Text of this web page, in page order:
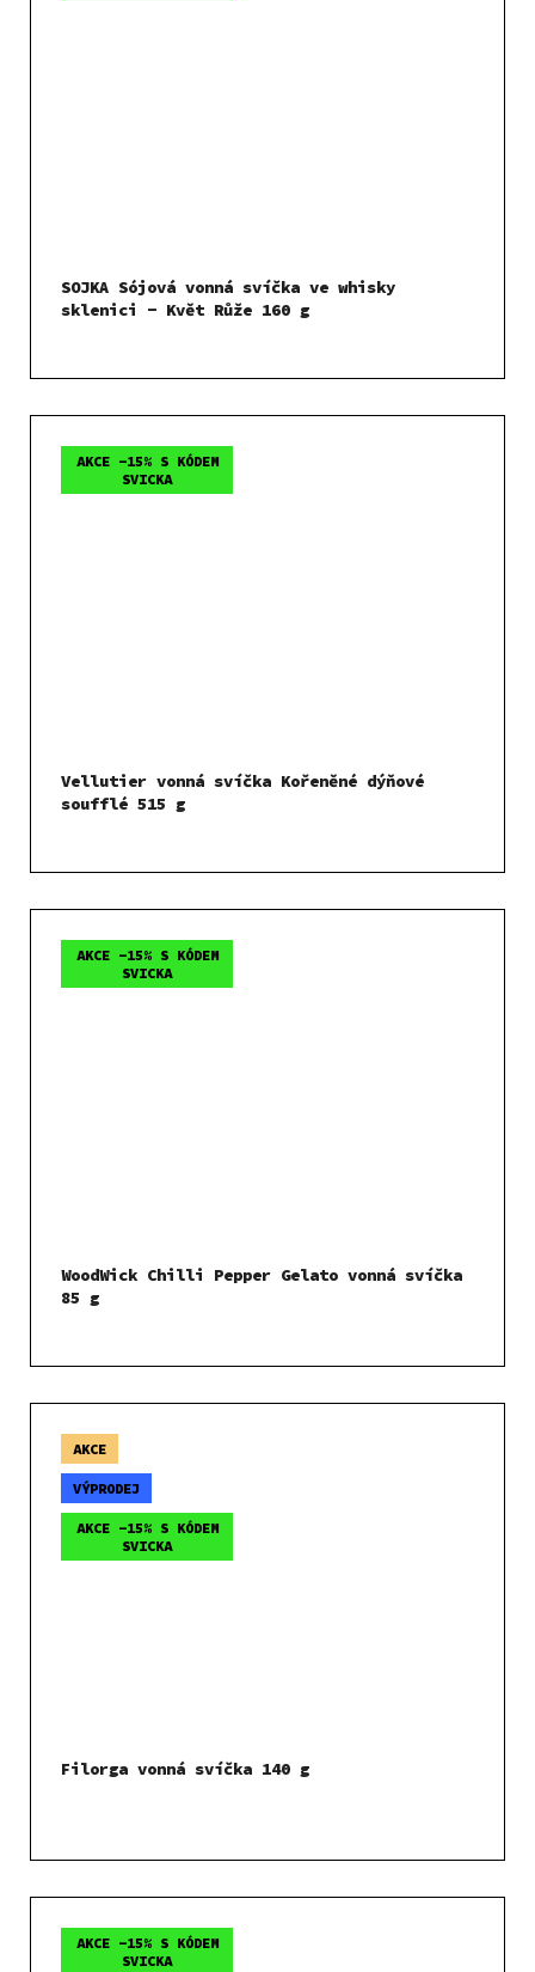
SOJKA Sójová vonná svíčka ve whisky
sklenici - Květ Růže 160 g
AKCE -15% S KÓDEM
SVICKA
Vellutier vonná svíčka Kořeněné dýňové
soufflé 515 g
AKCE -15% S KÓDEM
SVICKA
WoodWick Chilli Pepper Gelato vonná svíčka
85 g
AKCE
VÝPRODEJ
AKCE -15% S KÓDEM
SVICKA
Filorga vonná svíčka 140 g
AKCE -15% S KÓDEM
SVICKA